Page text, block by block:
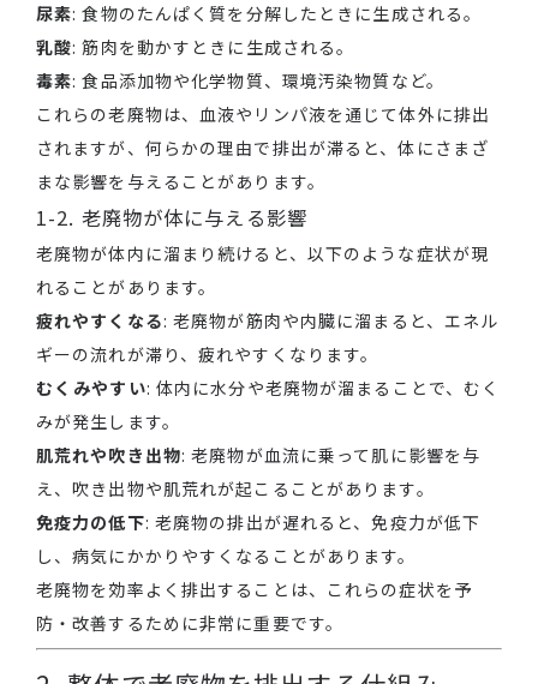
尿素: 食物のたんぱく質を分解したときに生成される。
乳酸: 筋肉を動かすときに生成される。
毒素: 食品添加物や化学物質、環境汚染物質など。
これらの老廃物は、血液やリンパ液を通じて体外に排出
されますが、何らかの理由で排出が滞ると、体にさまざ
まな影響を与えることがあります。
1-2. 老廃物が体に与える影響
老廃物が体内に溜まり続けると、以下のような症状が現
れることがあります。
疲れやすくなる: 老廃物が筋肉や内臓に溜まると、エネル
ギーの流れが滞り、疲れやすくなります。
むくみやすい: 体内に水分や老廃物が溜まることで、むく
みが発生します。
肌荒れや吹き出物: 老廃物が血流に乗って肌に影響を与
え、吹き出物や肌荒れが起こることがあります。
免疫力の低下: 老廃物の排出が遅れると、免疫力が低下
し、病気にかかりやすくなることがあります。
老廃物を効率よく排出することは、これらの症状を予
防・改善するために非常に重要です。